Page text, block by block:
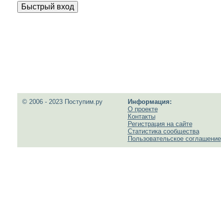
© 2006 - 2023 Поступим.ру
Информация:
О проекте
Контакты
Регистрация на сайте
Статистика сообщества
Пользовательское соглашение